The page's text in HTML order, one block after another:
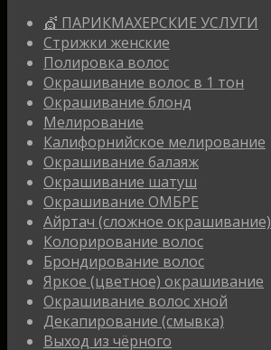
💇 ПАРИКМАХЕРСКИЕ УСЛУГИ
Стрижки женские
Полировка волос
Окрашивание волос в 1 тон
Окрашивание блонд
Мелирование
Калифорнийское мелирование
Окрашивание балаяж
Окрашивание шатуш
Окрашивание ОМБРЕ
Айртач (сложное окрашивание)
Колорирование волос
Брондирование волос
Яркое (цветное) окрашивание
Окрашивание волос хной
Декапирование (смывка)
Выход из чёрного